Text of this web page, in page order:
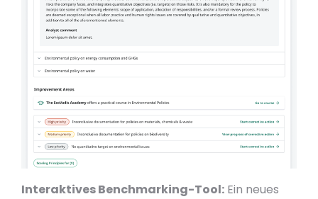
Interaktives Benchmarking-Tool: Ein neues